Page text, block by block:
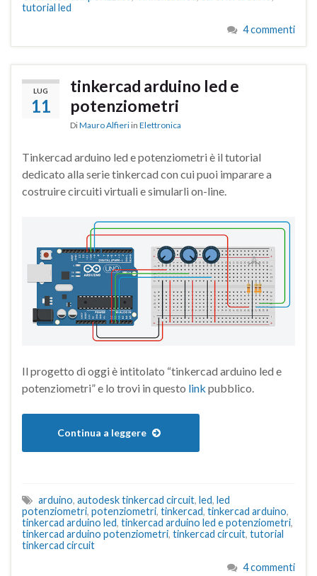
tutorial led
4 commenti
LUG
11
tinkercad arduino led e
potenziometri
DiMauro Alfieri in Elettronica
Tinkercad arduino led e potenziometri è il tutorial
dedicato alla serie tinkercad con cui puoi imparare a
costruire circuiti virtuali e simularli on-line.
Il progetto di oggi è intitolato “tinkercad arduino led e
potenziometri” e lo trovi in questo link pubblico.
Continua a leggere
arduino, autodesk tinkercad circuit, led, led
potenziometri, potenziometri, tinkercad, tinkercad arduino,
tinkercad arduino led, tinkercad arduino led e potenziometri,
tinkercad arduino potenziometri, tinkercad circuit, tutorial
tinkercad circuit
4 commenti